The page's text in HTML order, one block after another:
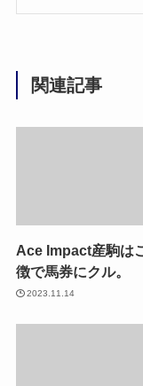
関連記事
Ace Impact産駒は
徴で馬券にクル。
2023.11.14